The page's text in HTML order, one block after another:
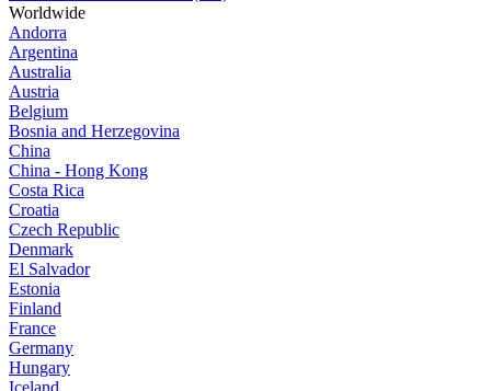
Worldwide
Andorra
Argentina
Australia
Austria
Belgium
Bosnia and Herzegovina
China
China - Hong Kong
Costa Rica
Croatia
Czech Republic
Denmark
El Salvador
Estonia
Finland
France
Germany
Hungary
Iceland